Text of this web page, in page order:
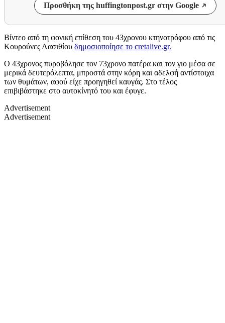
Προσθήκη της huffingtonpost.gr στην Google
Βίντεο από τη φονική επίθεση του 43χρονου κτηνοτρόφου από τις
Κουρούνες Λασιθίου δημοσιοποίησε το cretalive.gr.
Ο 43χρονος πυροβόλησε τον 73χρονο πατέρα και τον γιο μέσα σε
μερικά δευτερόλεπτα, μπροστά στην κόρη και αδελφή αντίστοιχα
των θυμάτων, αφού είχε προηγηθεί καυγάς. Στο τέλος
επιβιβάστηκε στο αυτοκίνητό του και έφυγε.
Advertisement
Advertisement